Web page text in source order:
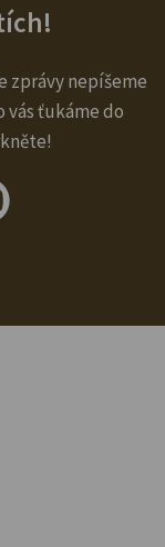
zprávy nepíšeme
vás ťukáme do